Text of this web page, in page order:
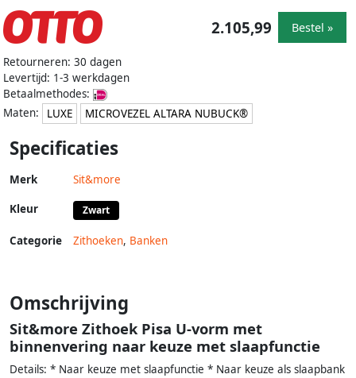
Retourneren: 30 dagen
Levertijd: 1-3 werkdagen
Betaalmethodes:
Maten:
LUXE MICROVEZEL ALTARA NUBUCK®
2.105,99 Bestel »
Specificaties
Merk Sit&more
Kleur Zwart
Categorie Zithoeken, Banken
Omschrijving
Sit&more Zithoek Pisa U-vorm met
binnenvering naar keuze met slaapfunctie
Details: * Naar keuze met slaapfunctie * Naar keuze als slaapbank